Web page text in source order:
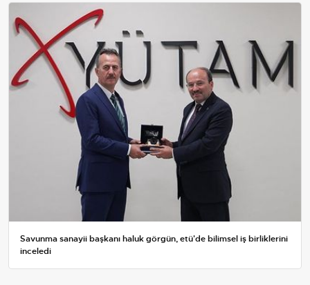
Savunma sanayii başkanı haluk görgün, etü'de bilimsel iş birliklerini
inceledi